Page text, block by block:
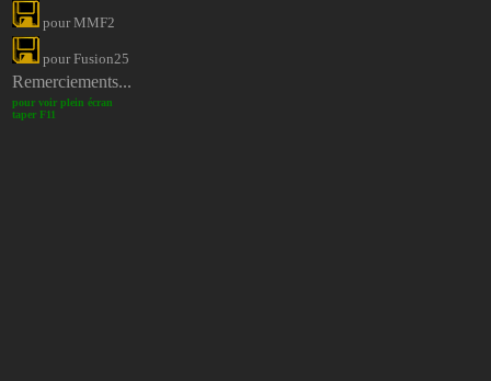
pour MMF2
pour Fusion25
Remerciements...
pour voir plein écran
taper F11